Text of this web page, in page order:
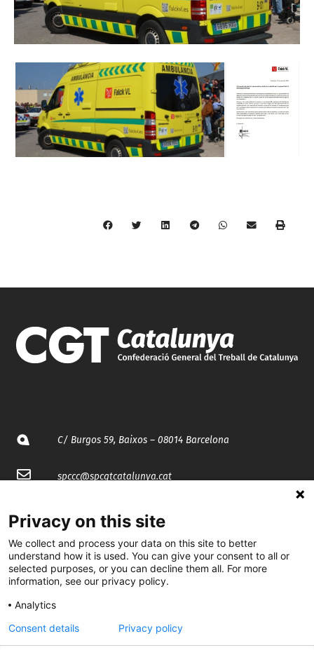
C/ Burgos 59, Baixos – 08014 Barcelona
spccc@spcgtcatalunya.cat
@CGTCatalunya
cgtcatalunya
CGTCatalunya
cgtcatalunya
Privacy on this site
We collect and process your data on this site to better
understand how it is used. You can give your consent to all or
selected purposes, or you can decline them all. For more
information, see our privacy policy.
Analytics
Consent details
Privacy policy